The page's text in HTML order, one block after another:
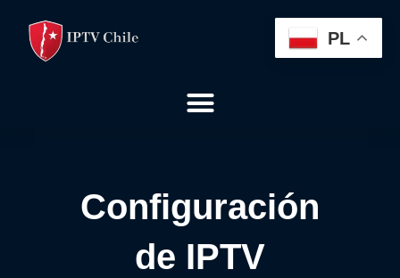
content
Menu
Configuración
de IPTV
PL